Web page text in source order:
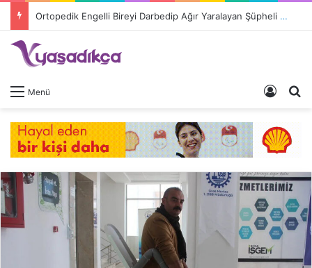
Ortopedik Engelli Bireyi Darbedip Ağır Yaralayan Şüpheli Tutuklandı
Menü Giriş